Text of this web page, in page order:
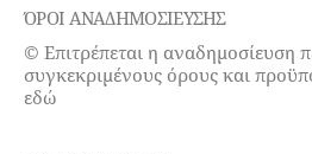
ΌΡΟΙ ΑΝΑΔΗΜΟΣΙΕΥΣΗΣ
© Επιτρέπεται η αναδημοσίευση
συγκεκριμένους όρους και
εδώ